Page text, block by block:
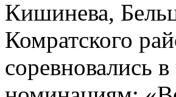
Кишинева,
Комратского
соревновались